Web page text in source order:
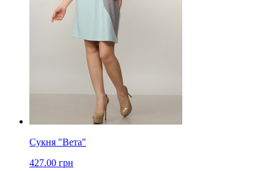
Сукня "Вета"
427.00 грн